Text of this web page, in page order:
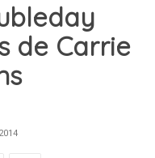
de Carrie